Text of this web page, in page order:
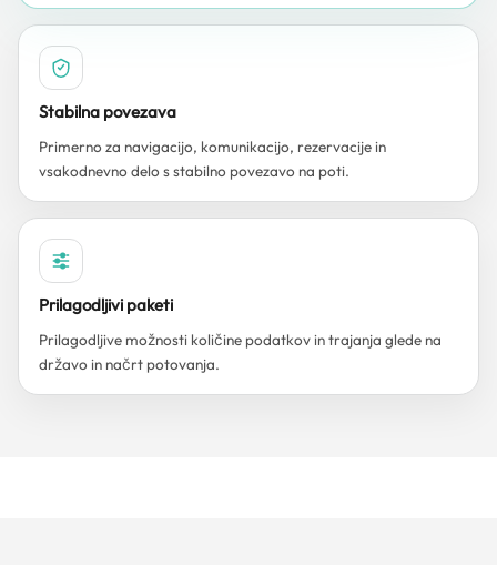
Stabilna povezava
Primerno za navigacijo, komunikacijo, rezervacije in
vsakodnevno delo s stabilno povezavo na poti.
Prilagodljivi paketi
Prilagodljive možnosti količine podatkov in trajanja glede na
državo in načrt potovanja.